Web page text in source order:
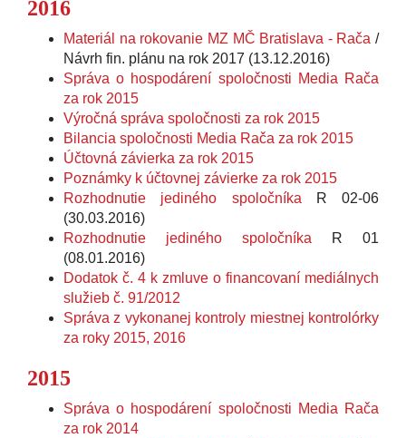
2016
Materiál na rokovanie MZ MČ Bratislava - Rača /
Návrh fin. plánu na rok 2017 (13.12.2016)
Správa o hospodárení spoločnosti Media Rača
za rok 2015
Výročná správa spoločnosti za rok 2015
Bilancia spoločnosti Media Rača za rok 2015
Účtovná závierka za rok 2015
Poznámky k účtovnej závierke za rok 2015
Rozhodnutie jediného spoločníka R 02-06
(30.03.2016)
Rozhodnutie jediného spoločníka R 01
(08.01.2016)
Dodatok č. 4 k zmluve o financovaní mediálnych
služieb č. 91/2012
Správa z vykonanej kontroly miestnej kontrolórky
za roky 2015, 2016
2015
Správa o hospodárení spoločnosti Media Rača
za rok 2014